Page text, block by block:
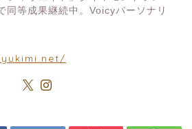
同等成果継続中。Voicyパーソナリ